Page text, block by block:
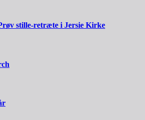
stille-retræte i Jersie Kirke